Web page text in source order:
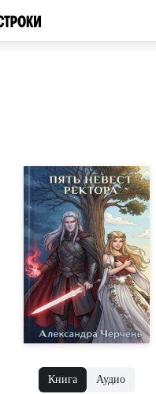
Книга Аудио